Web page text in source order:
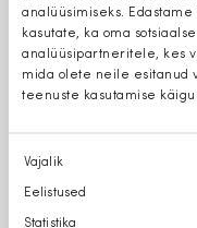
analüüsimiseks.
kasutate, ka oma
analüüsipartneritele, kes
mida olete neile esitanud
teenuste kasutamise
Nõusoleku
valik
Vajalik
Eelistused
Statistika